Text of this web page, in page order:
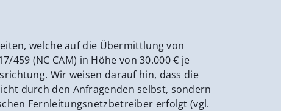
welche auf die Übermittlung von
(NC CAM) in Höhe von 30.000 € je
Wir weisen darauf hin, dass die
durch den Anfragenden selbst, sondern
Fernleitungsnetzbetreiber erfolgt (vgl.